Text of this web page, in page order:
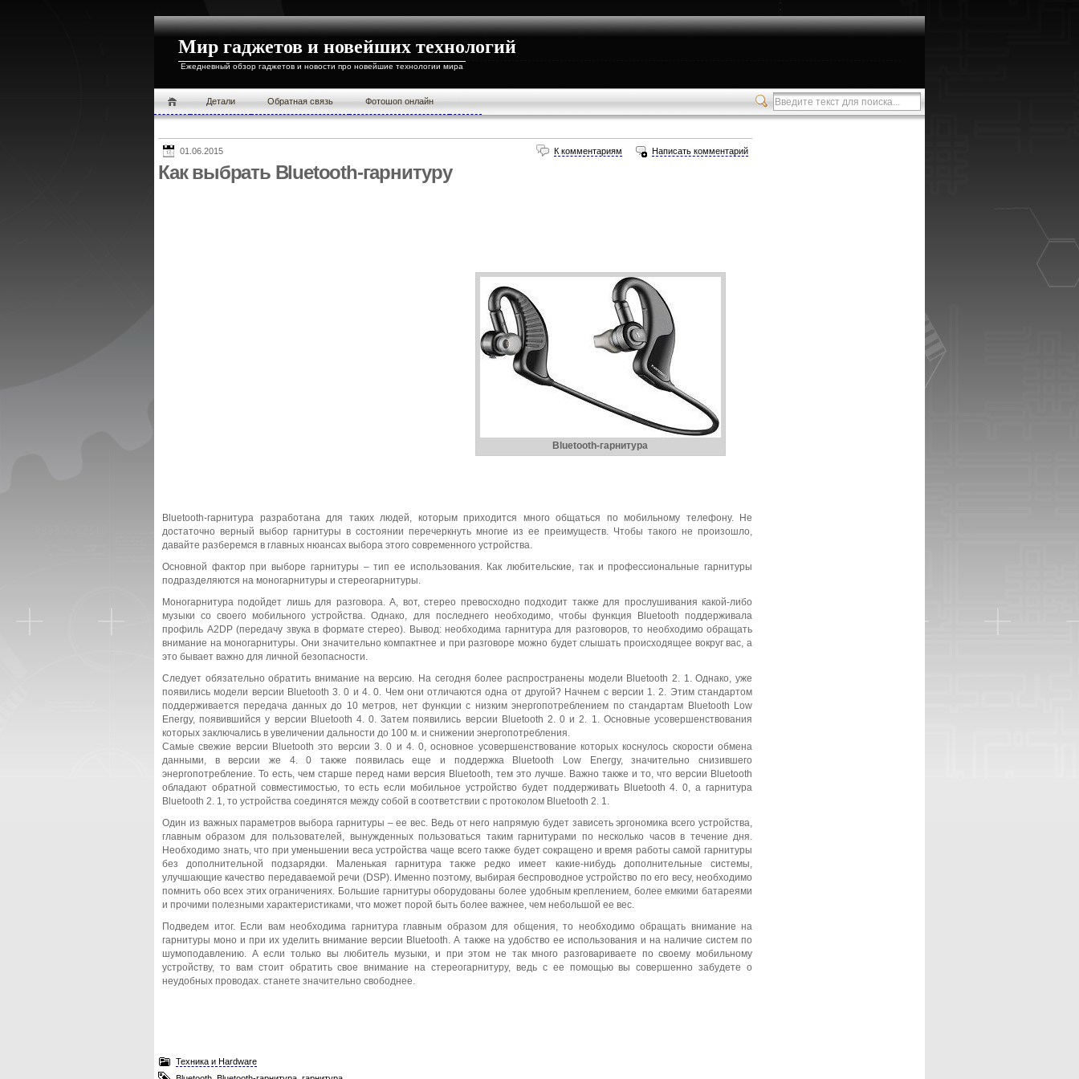
Мир гаджетов и новейших технологий
Ежедневный обзор гаджетов и новости про новейшие технологии мира
Детали Обратная связь Фотошоп онлайн
01.06.2015 Написать комментарий
К комментариям
Как выбрать Bluetooth-гарнитуру
Bluetooth-гарнитура
Bluetooth-гарнитура разработана для таких людей, которым приходится много общаться по мобильному телефону. Не
достаточно верный выбор гарнитуры в состоянии перечеркнуть многие из ее преимуществ. Чтобы такого не произошло,
давайте разберемся в главных нюансах выбора этого современного устройства.
Основной фактор при выборе гарнитуры – тип ее использования. Как любительские, так и профессиональные гарнитуры
подразделяются на моногарнитуры и стереогарнитуры.
Моногарнитура подойдет лишь для разговора. А, вот, стерео превосходно подходит также для прослушивания какой-либо
музыки со своего мобильного устройства. Однако, для последнего необходимо, чтобы функция Bluetooth поддерживала
профиль A2DP (передачу звука в формате стерео). Вывод: необходима гарнитура для разговоров, то необходимо обращать
внимание на моногарнитуры. Они значительно компактнее и при разговоре можно будет слышать происходящее вокруг вас, а
это бывает важно для личной безопасности.
Следует обязательно обратить внимание на версию. На сегодня более распространены модели Bluetooth 2. 1. Однако, уже
появились модели версии Bluetooth 3. 0 и 4. 0. Чем они отличаются одна от другой? Начнем с версии 1. 2. Этим стандартом
поддерживается передача данных до 10 метров, нет функции с низким энергопотреблением по стандартам Bluetooth Low
Energy, появившийся у версии Bluetooth 4. 0. Затем появились версии Bluetooth 2. 0 и 2. 1. Основные усовершенствования
которых заключались в увеличении дальности до 100 м. и снижении энергопотребления.
Самые свежие версии Bluetooth это версии 3. 0 и 4. 0, основное усовершенствование которых коснулось скорости обмена
данными, в версии же 4. 0 также появилась еще и поддержка Bluetooth Low Energy, значительно снизившего
энергопотребление. То есть, чем старше перед нами версия Bluetooth, тем это лучше. Важно также и то, что версии Bluetooth
обладают обратной совместимостью, то есть если мобильное устройство будет поддерживать Bluetooth 4. 0, а гарнитура
Bluetooth 2. 1, то устройства соединятся между собой в соответствии с протоколом Bluetooth 2. 1.
Один из важных параметров выбора гарнитуры – ее вес. Ведь от него напрямую будет зависеть эргономика всего устройства,
главным образом для пользователей, вынужденных пользоваться таким гарнитурами по несколько часов в течение дня.
Необходимо знать, что при уменьшении веса устройства чаще всего также будет сокращено и время работы самой гарнитуры
без дополнительной подзарядки. Маленькая гарнитура также редко имеет какие-нибудь дополнительные системы,
улучшающие качество передаваемой речи (DSP). Именно поэтому, выбирая беспроводное устройство по его весу, необходимо
помнить обо всех этих ограничениях. Большие гарнитуры оборудованы более удобным креплением, более емкими батареями
и прочими полезными характеристиками, что может порой быть более важнее, чем небольшой ее вес.
Подведем итог. Если вам необходима гарнитура главным образом для общения, то необходимо обращать внимание на
гарнитуры моно и при их уделить внимание версии Bluetooth. А также на удобство ее использования и на наличие систем по
шумоподавлению. А если только вы любитель музыки, и при этом не так много разговариваете по своему мобильному
устройству, то вам стоит обратить свое внимание на стереогарнитуру, ведь с ее помощью вы совершенно забудете о
неудобных проводах. станете значительно свободнее.
Техника и Hardware